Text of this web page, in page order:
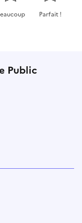
Parfait !
Public